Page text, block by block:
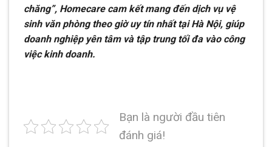
chăng”, Homecare cam kết mang đến dịch vụ vệ
sinh văn phòng theo giờ uy tín nhất tại Hà Nội, giúp
doanh nghiệp yên tâm và tập trung tối đa vào công
việc kinh doanh.
Bạn là người đầu tiên
đánh giá!